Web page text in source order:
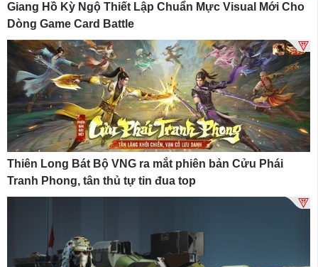
Giang Hồ Kỳ Ngộ Thiết Lập Chuẩn Mực Visual Mới Cho
Dòng Game Card Battle
Thiên Long Bát Bộ VNG ra mắt phiên bản Cửu Phái
Tranh Phong, tân thủ tự tin đua top